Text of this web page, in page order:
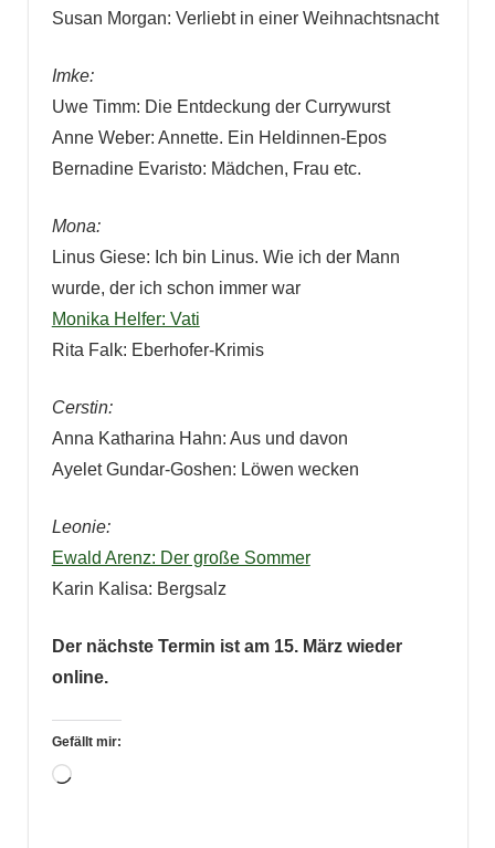
Susan Morgan: Verliebt in einer Weihnachtsnacht
Imke:
Uwe Timm: Die Entdeckung der Currywurst
Anne Weber: Annette. Ein Heldinnen-Epos
Bernadine Evaristo: Mädchen, Frau etc.
Mona:
Linus Giese: Ich bin Linus. Wie ich der Mann
wurde, der ich schon immer war
Monika Helfer: Vati
Rita Falk: Eberhofer-Krimis
Cerstin:
Anna Katharina Hahn: Aus und davon
Ayelet Gundar-Goshen: Löwen wecken
Leonie:
Ewald Arenz: Der große Sommer
Karin Kalisa: Bergsalz
Der nächste Termin ist am 15. März wieder
online.
Gefällt mir:
Wird